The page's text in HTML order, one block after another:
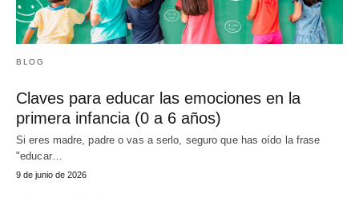
BLOG
Claves para educar las emociones en la
primera infancia (0 a 6 años)
Si eres madre, padre o vas a serlo, seguro que has oído la frase
"educar…
9 de junio de 2026